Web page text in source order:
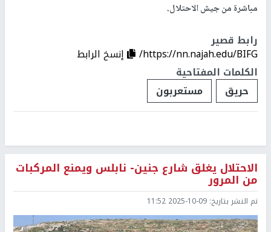
مباشرة من جيش الاحتلال.
رابط قصير
https://nn.najah.edu/BIFG/
إنسخ الرابط
الكلمات المفتاحية
حريق
مستعربون
الاحتلال يغلق شارع جنين- نابلس ويمنع المركبات
من المرور
تم النشر بتاريخ: 2025-10-09 11:52